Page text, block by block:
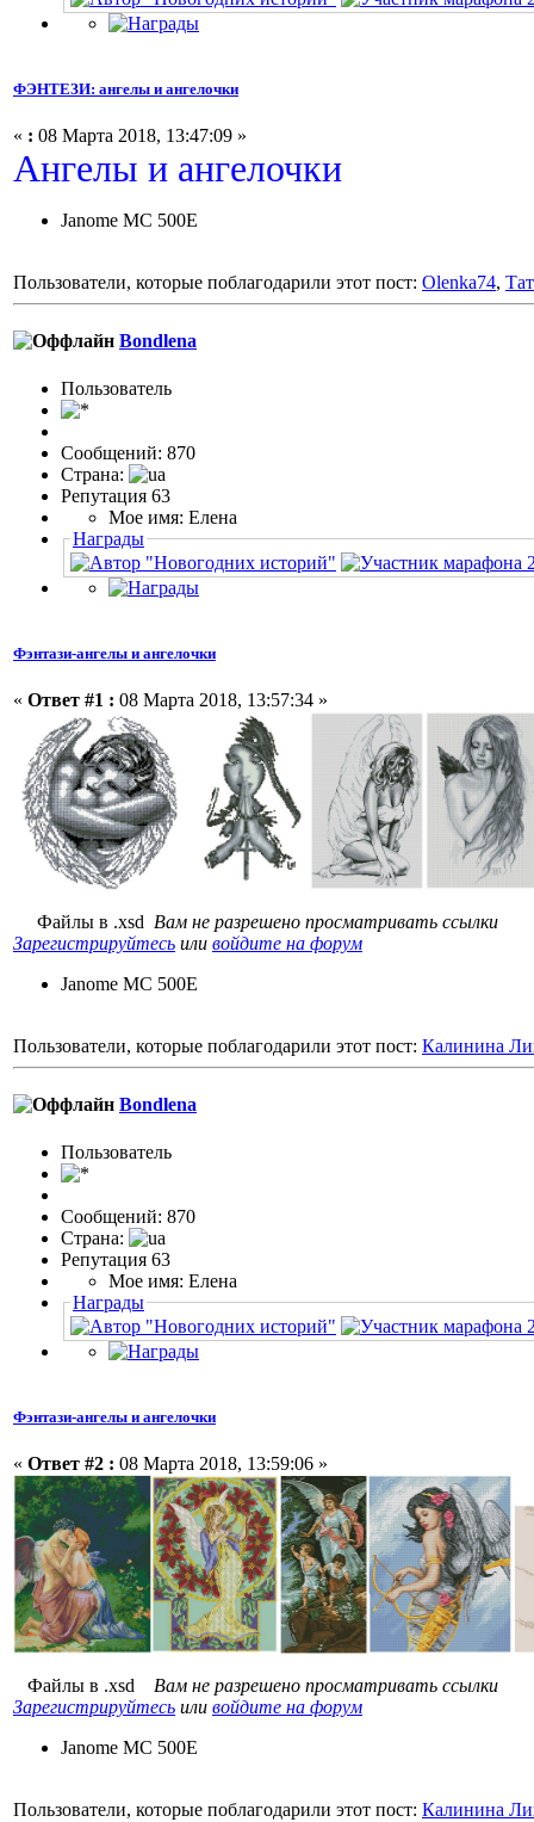
ФЭНТЕЗИ: ангелы и ангелочки
« : 08 Марта 2018, 13:47:09 »
Ангелы и ангелочки
Janome MC 500E
Пользователи, которые поблагодарили этот пост: Olenka74,
Bondlena
Пользовaтeль
Сообщений: 870
Страна:
Репутация 63
Мое имя: Елена
Награды
Фэнтази-ангелы и ангелочки
« Ответ #1 : 08 Марта 2018, 13:57:34 »
Файлы в .xsd Вам не разрешено просматривать ссылки
Зарегистрируйтесь или войдите на форум
Janome MC 500E
Пользователи, которые поблагодарили этот пост: Калинина
Bondlena
Пользовaтeль
Сообщений: 870
Страна:
Репутация 63
Мое имя: Елена
Награды
Фэнтази-ангелы и ангелочки
« Ответ #2 : 08 Марта 2018, 13:59:06 »
Файлы в .xsd
Вам не разрешено просматривать ссылки
Зарегистрируйтесь или войдите на форум
Janome MC 500E
Пользователи, которые поблагодарили этот пост: Калинина